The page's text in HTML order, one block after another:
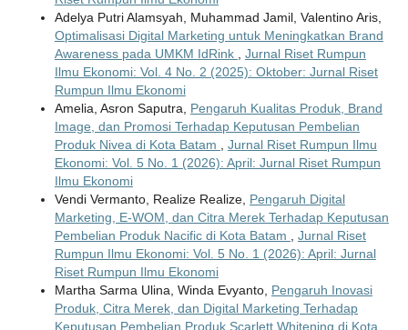
Adelya Putri Alamsyah, Muhammad Jamil, Valentino Aris,
Optimalisasi Digital Marketing untuk Meningkatkan Brand
Awareness pada UMKM IdRink , Jurnal Riset Rumpun
Ilmu Ekonomi: Vol. 4 No. 2 (2025): Oktober: Jurnal Riset
Rumpun Ilmu Ekonomi
Amelia, Asron Saputra, Pengaruh Kualitas Produk, Brand
Image, dan Promosi Terhadap Keputusan Pembelian
Produk Nivea di Kota Batam , Jurnal Riset Rumpun Ilmu
Ekonomi: Vol. 5 No. 1 (2026): April: Jurnal Riset Rumpun
Ilmu Ekonomi
Vendi Vermanto, Realize Realize, Pengaruh Digital
Marketing, E-WOM, dan Citra Merek Terhadap Keputusan
Pembelian Produk Nacific di Kota Batam , Jurnal Riset
Rumpun Ilmu Ekonomi: Vol. 5 No. 1 (2026): April: Jurnal
Riset Rumpun Ilmu Ekonomi
Martha Sarma Ulina, Winda Evyanto, Pengaruh Inovasi
Produk, Citra Merek, dan Digital Marketing Terhadap
Keputusan Pembelian Produk Scarlett Whitening di Kota